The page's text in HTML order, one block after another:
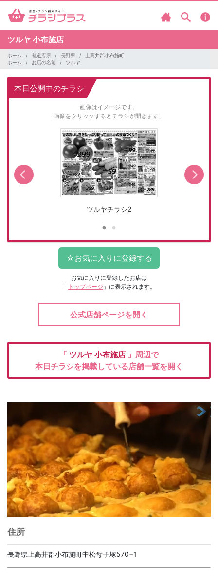
ツルヤ 小布施店
ホーム 都道府県 長野県
上高井郡小布施町
ホーム
お店の名前 ツルヤ
本日公開中のチラシ
画像はイメージです。
画像をクリックするとチラシが開きます。
ツルヤチラシ2
お気に入りに登録したお店は
「 トップページ 」に表示されます。
公式店舗ページを開く
「 ツルヤ 小布施店 」周辺で
本日チラシを掲載している店舗一覧を開く
住所
長野県上高井郡小布施町中松母子塚570−1